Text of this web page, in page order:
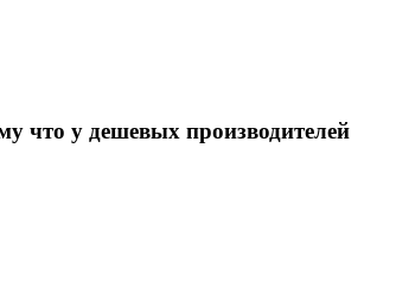
что у дешевых производителей